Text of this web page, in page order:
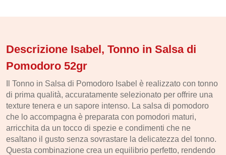
Descrizione Isabel, Tonno in Salsa di
Pomodoro 52gr
Il Tonno in Salsa di Pomodoro Isabel è realizzato con tonno
di prima qualità, accuratamente selezionato per offrire una
texture tenera e un sapore intenso. La salsa di pomodoro
che lo accompagna è preparata con pomodori maturi,
arricchita da un tocco di spezie e condimenti che ne
esaltano il gusto senza sovrastare la delicatezza del tonno.
Questa combinazione crea un equilibrio perfetto, rendendo